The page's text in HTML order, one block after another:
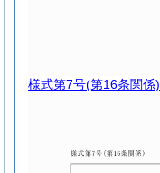
様式第7号(第16条関係)